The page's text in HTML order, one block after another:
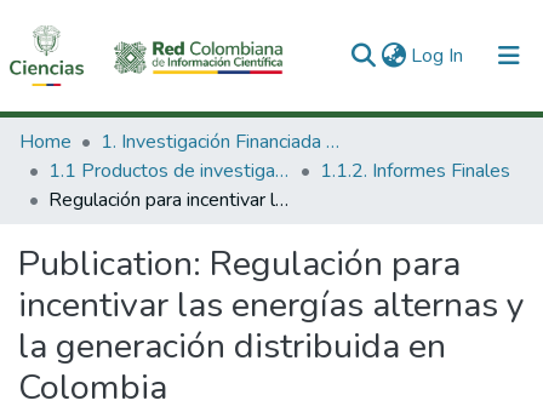
Log In (current)
Communities & Collections
All of DSpace
Home
1. Investigación Financiada con Recursos Públicos
1.1 Productos de investigación
1.1.2. Informes Finales
Regulación para incentivar las energías alternas y la generación distribuida en Colombia
Publication: Regulación para
incentivar las energías alternas y
la generación distribuida en
Colombia